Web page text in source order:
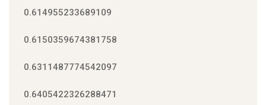
0.614955233689109
0.6150359674381758
0.6311487774542097
0.6405422326288471